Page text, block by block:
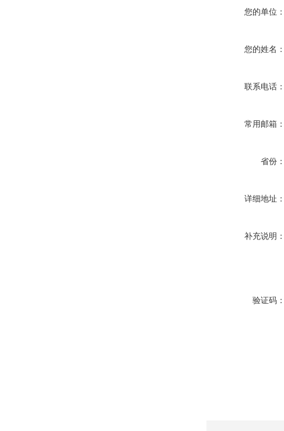
您的单位：
您的姓名：
联系电话：
常用邮箱：
省份：
详细地址：
补充说明：
验证码：